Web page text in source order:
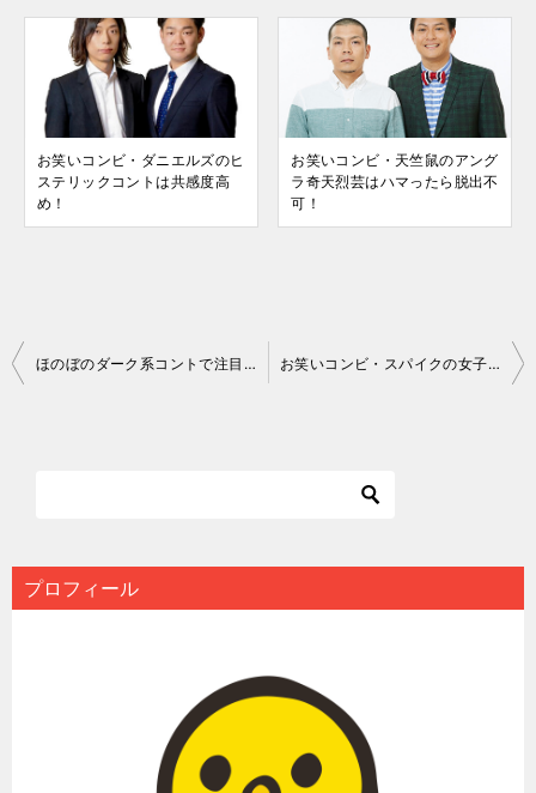
お笑いコンビ・ダニエルズのヒ
ステリックコントは共感度高
め！
お笑いコンビ・天竺鼠のアング
ラ奇天烈芸はハマったら脱出不
可！
投
シ
ほのぼのダーク系コントで注目！お笑いコンビ・さんだる お笑いコンビ・スパイクの女子あるあるコントに共感の嵐!?
プロフィール